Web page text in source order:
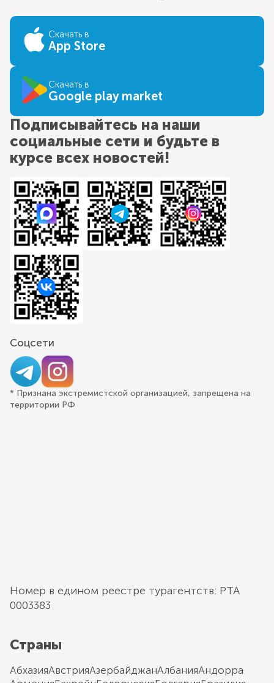
Скачать в
App Store
Скачать в
Google play market
Подписывайтесь на наши
социальные сети и будьте в
курсе всех новостей!
Соцсети
* Признана экстремистской организацией, запрещена на
территории РФ
Номер в едином реестре турагентств: РТА
0003383
Страны
АбхазияАвстрияАзербайджанАлбанияАндорра